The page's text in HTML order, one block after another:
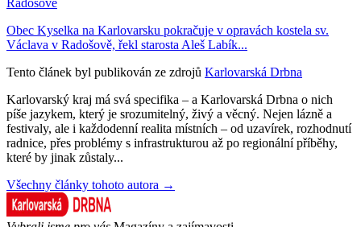
Radošově
Obec Kyselka na Karlovarsku pokračuje v opravách kostela sv.
Václava v Radošově, řekl starosta Aleš Labík...
Tento článek byl publikován ze zdrojů Karlovarská Drbna
Karlovarský kraj má svá specifika – a Karlovarská Drbna o nich
píše jazykem, který je srozumitelný, živý a věcný. Nejen lázně a
festivaly, ale i každodenní realita místních – od uzavírek, rozhodnutí
radnice, přes problémy s infrastrukturou až po regionální příběhy,
které by jinak zůstaly...
Všechny články tohoto autora →